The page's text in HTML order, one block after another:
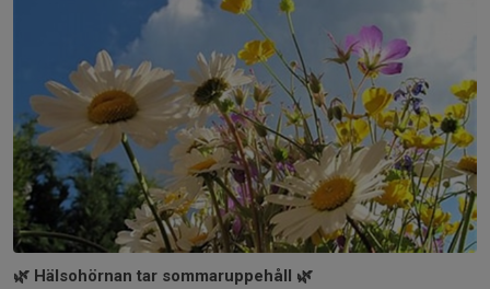
🌿 Hälsohörnan tar sommaruppehåll 🌿